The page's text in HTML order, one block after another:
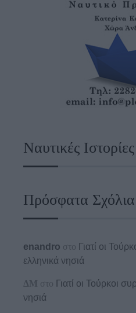
Ναυτικές Ιστορίες
Πρόσφατα Σχόλια
enandro στο Γιατί οι
ελληνικά νησιά
ΔΜ στο Γιατί οι Τούρκοι
νησιά